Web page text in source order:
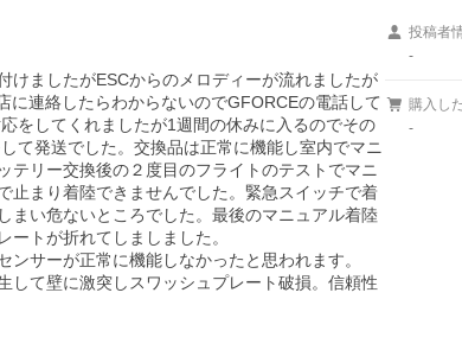
けましたがESCからのメロディーが流れましたが
連絡したらわからないのでGFORCEの電話して
をしてくれましたが1週間の休みに入るのでその
て発送でした。交換品は正常に機能し室内でマニ
テリー交換後の２度目のフライトのテストでマニ
止まり着陸できませんでした。緊急スイッチで着
まい危ないところでした。最後のマニュアル着陸
トが折れてしましました。
サーが正常に機能しなかったと思われます。
して壁に激突しスワッシュプレート破損。信頼性
投稿者
-
購入し
-